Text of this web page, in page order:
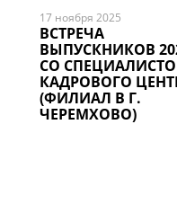
17 ноября 2025
ВСТРЕЧА
ВЫПУСКНИКОВ
СО
КАДРОВОГО
(ФИЛИАЛ В Г.
ЧЕРЕМХОВО)